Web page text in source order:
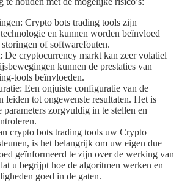
Crypto bots trading tools zijn
en kunnen worden beïnvloed
of softwarefouten.
cryptocurrency markt kan zeer volatiel
kunnen de prestaties van
tools beïnvloeden.
Een onjuiste configuratie van de
leiden tot ongewenste resultaten. Het is
parameters zorgvuldig in te stellen en
crypto bots trading tools uw Crypto
is het belangrijk om uw eigen due
geïnformeerd te zijn over de werking van
u begrijpt hoe de algoritmen werken en
goed in de gaten.